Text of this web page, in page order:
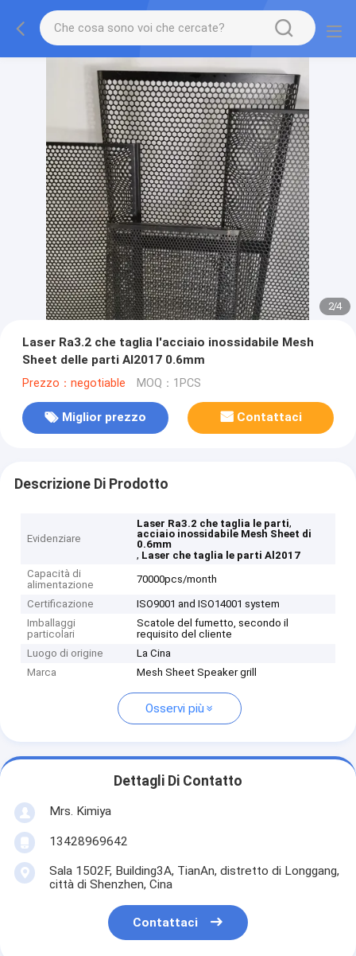
2/4
Laser Ra3.2 che taglia l'acciaio inossidabile Mesh
Sheet delle parti Al2017 0.6mm
Prezzo：negotiable MOQ：1PCS
Miglior prezzo Contattaci
Descrizione Di Prodotto
Evidenziare
Laser Ra3.2 che taglia le parti,
acciaio inossidabile Mesh Sheet di
0.6mm
, Laser che taglia le parti Al2017
Capacità di
alimentazione
70000pcs/month
Certificazione
ISO9001 and ISO14001 system
Imballaggi
particolari
Scatole del fumetto, secondo il
requisito del cliente
Luogo di origine
La Cina
Marca
Mesh Sheet Speaker grill
Osservi più
Dettagli Di Contatto
Mrs. Kimiya
13428969642
Sala 1502F, Building3A, TianAn, distretto di Longgang,
città di Shenzhen, Cina
Contattaci